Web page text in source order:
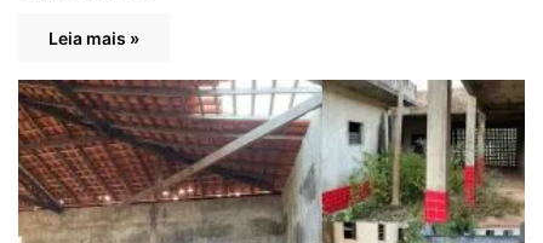
Leia mais »